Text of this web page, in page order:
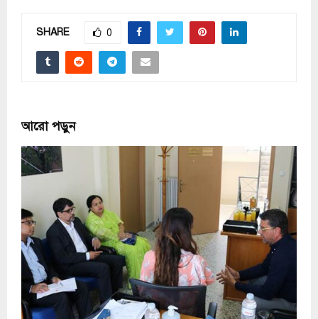
SHARE 0
আরো পড়ুন